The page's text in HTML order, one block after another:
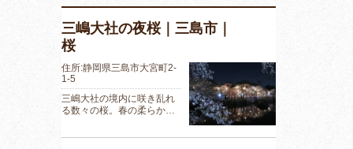
三嶋大社の夜桜｜三島市｜
桜
住所:静岡県三島市大宮町2-
1-5
三嶋大社の境内に咲き乱れ
る数々の桜。春の柔らか…